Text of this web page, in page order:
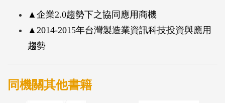
至2015年間，針對台灣流通業者的資訊科技應用與投
資進行調查，以供關注此議題之相關單位、廠商或專
家參考。
從此次的調查發現可以歸納為幾個要點：
▲企業2.0趨勢下之協同應用商機
▲2014-2015年台灣製造業資訊科技投資與應用
趨勢
同機關其他書籍